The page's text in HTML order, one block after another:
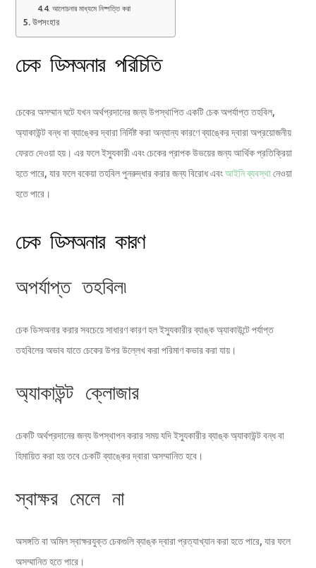
আলোচনার মাধ্যমে নিষ্পত্তি করা
উপসংহার
চেক ডিসঅনার পরিচিতি
চেকের অসম্মান ঘটে যখন অর্থপ্রদানের জন্য উপস্থাপিত একটি চেক অপর্যাপ্ত তহবিল,
অ্যাকাউন্ট বন্ধ বা ব্যাঙ্কের দ্বারা নির্দিষ্ট করা অন্যান্য কারণে ব্যাঙ্কের দ্বারা অপ্রয়োজনীয়
ফেরত দেওয়া হয়। এর ফলে ইস্যুকারী এবং চেকের প্রাপক উভয়ের জন্য আর্থিক প্রতিক্রিয়া
হতে পারে, যার ফলে বকেয়া তহবিল পুনরুদ্ধার করার জন্য বিরোধ এবংআইনি ব্যবস্থানেওয়া
হতে পারে।
চেক ডিসঅনার কারণ
অপর্যাপ্ত তহবিল৷
চেক ডিসঅনার করার সবচেয়ে সাধারণ কারণ হল ইস্যুকারীর ব্যাঙ্ক অ্যাকাউন্টে পর্যাপ্ত
তহবিলের অভাব যাতে চেকের উপর উল্লেখ করা পরিমাণ কভার করা যায়।
অ্যাকাউন্ট ক্লোজার
চেকটি অর্থপ্রদানের জন্য উপস্থাপন করার সময় যদি ইস্যুকারীর ব্যাঙ্ক অ্যাকাউন্ট বন্ধ বা
হিমায়িত করা হয় তবে চেকটি ব্যাঙ্কের দ্বারা অসম্মানিত হবে।
স্বাক্ষর মেলে না
অসঙ্গতি বা অমিল স্বাক্ষরযুক্ত চেকগুলি ব্যাঙ্ক দ্বারা প্রত্যাখ্যান করা হতে পারে, যার ফলে
অসম্মানিত হতে পারে।